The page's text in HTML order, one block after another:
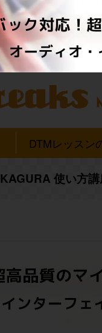
DTMレッスン
KAGURA 使い方